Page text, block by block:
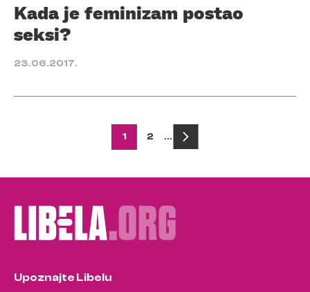
Kada je feminizam postao
seksi?
23.06.2017.
pagination
1 2 …
Upoznajte Libelu